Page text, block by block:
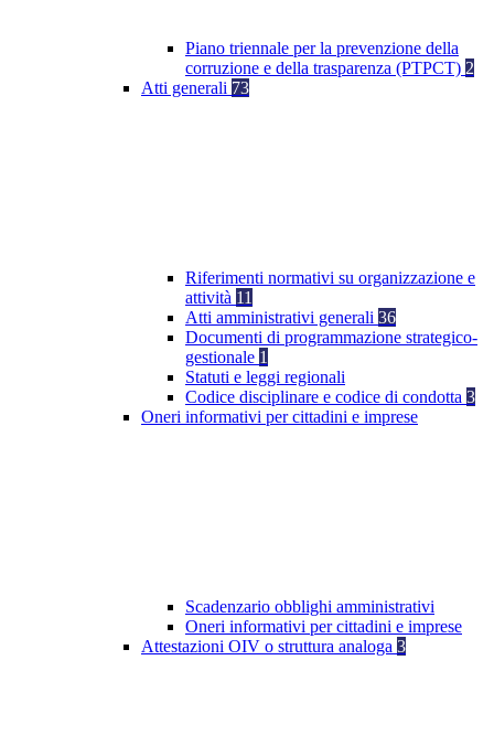
Piano triennale per la prevenzione della
corruzione e della trasparenza (PTPCT) 2
Atti generali 73
Riferimenti normativi su organizzazione e
attività 11
Atti amministrativi generali 36
Documenti di programmazione strategico-
gestionale 1
Statuti e leggi regionali
Codice disciplinare e codice di condotta 3
Oneri informativi per cittadini e imprese
Scadenzario obblighi amministrativi
Oneri informativi per cittadini e imprese
Attestazioni OIV o struttura analoga 3